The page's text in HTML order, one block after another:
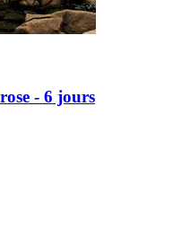
- 6 jours